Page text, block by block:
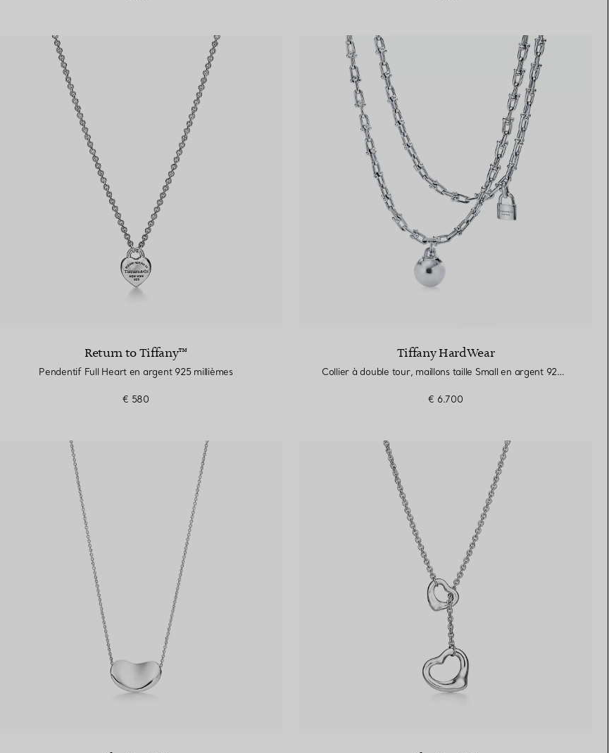
Return to Tiffany™
Pendentif Full Heart en argent 925 millièmes
€ 580
Tiffany HardWear
Collier à double tour, maillons taille Small en argent 925 millièmes
€ 6.700